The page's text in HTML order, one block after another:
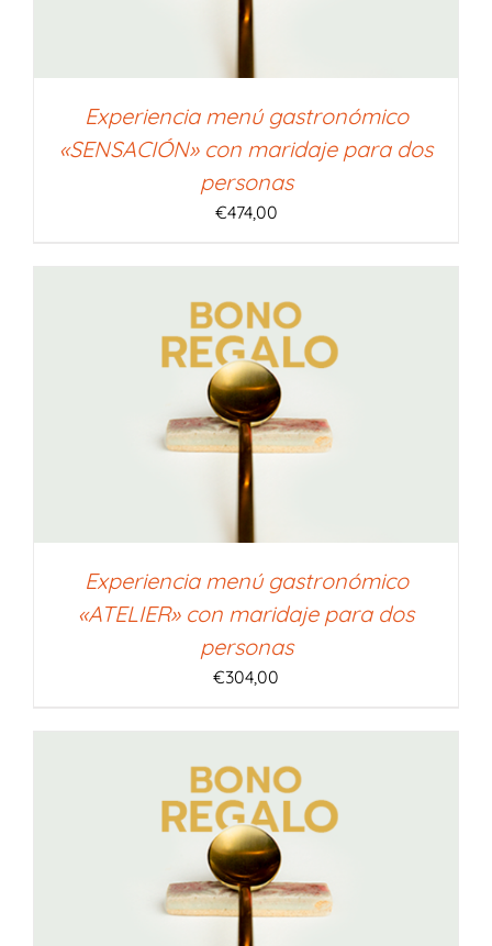
Experiencia menú gastronómico
«SENSACIÓN» con maridaje para dos
personas
€474,00
Experiencia menú gastronómico
«ATELIER» con maridaje para dos
personas
€304,00